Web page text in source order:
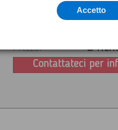
Prota 2
Prezzo: a
Contattateci per
Accetto